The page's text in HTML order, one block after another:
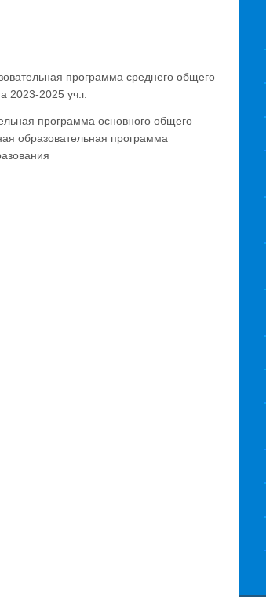
программа среднего общего
2023-2025 уч.г.
программа основного общего
образовательная программа